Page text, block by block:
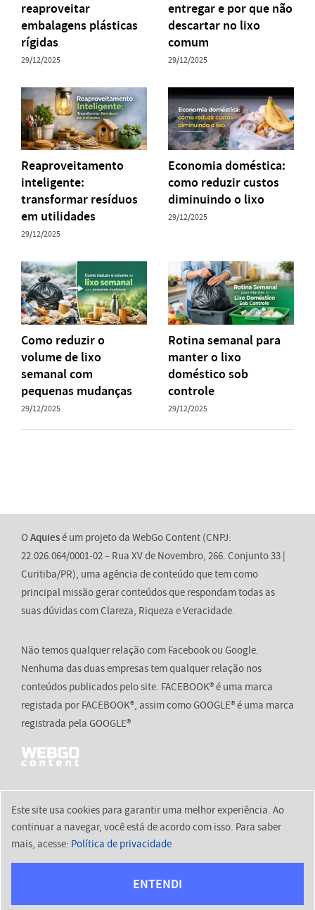
reaproveitar
embalagens plásticas
rígidas
29/12/2025
entregar e por que não
descartar no lixo
comum
29/12/2025
Reaproveitamento
inteligente:
transformar resíduos
em utilidades
29/12/2025
Economia doméstica:
como reduzir custos
diminuindo o lixo
29/12/2025
Como reduzir o
volume de lixo
semanal com
pequenas mudanças
29/12/2025
Rotina semanal para
manter o lixo
doméstico sob
controle
29/12/2025
OAquiesé um projeto da WebGo Content (CNPJ:
22.026.064/0001-02 – Rua XV de Novembro, 266. Conjunto 33 |
Curitiba/PR), uma agência de conteúdo que tem como
principal missão gerar conteúdos que respondam todas as
suas dúvidas com Clareza, Riqueza e Veracidade.
Não temos qualquer relação com Facebook ou Google.
Nenhuma das duas empresas tem qualquer relação nos
conteúdos publicados pelo site. FACEBOOK® é uma marca
registada por FACEBOOK®, assim como GOOGLE® é uma marca
registrada pela GOOGLE®
2026 © aquies.com.br
Início
Política de Privacidade
Este site usa cookies para garantir uma melhor experiência. Ao
continuar a navegar, você está de acordo com isso. Para saber
mais, acesse: Política de privacidade
ENTENDI